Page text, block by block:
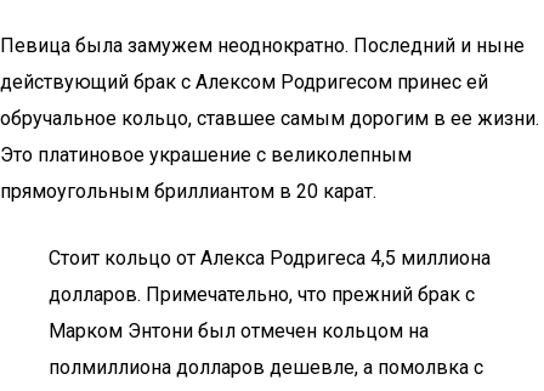
Певица была замужем неоднократно. Последний и ныне
действующий брак с Алексом Родригесом принес ей
обручальное кольцо, ставшее самым дорогим в ее жизни.
Это платиновое украшение с великолепным
прямоугольным бриллиантом в 20 карат.
Стоит кольцо от Алекса Родригеса 4,5 миллиона
долларов. Примечательно, что прежний брак с
Марком Энтони был отмечен кольцом на
полмиллиона долларов дешевле, а помолвка с